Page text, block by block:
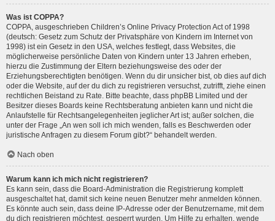
Was ist COPPA?
COPPA, ausgeschrieben Children’s Online Privacy Protection Act of 1998
(deutsch: Gesetz zum Schutz der Privatsphäre von Kindern im Internet von
1998) ist ein Gesetz in den USA, welches festlegt, dass Websites, die
möglicherweise persönliche Daten von Kindern unter 13 Jahren erheben,
hierzu die Zustimmung der Eltern beziehungsweise des oder der
Erziehungsberechtigten benötigen. Wenn du dir unsicher bist, ob dies auf dich
oder die Website, auf der du dich zu registrieren versuchst, zutrifft, ziehe einen
rechtlichen Beistand zu Rate. Bitte beachte, dass phpBB Limited und der
Besitzer dieses Boards keine Rechtsberatung anbieten kann und nicht die
Anlaufstelle für Rechtsangelegenheiten jeglicher Art ist; außer solchen, die
unter der Frage „An wen soll ich mich wenden, falls es Beschwerden oder
juristische Anfragen zu diesem Forum gibt?“ behandelt werden.
Nach oben
Warum kann ich mich nicht registrieren?
Es kann sein, dass die Board-Administration die Registrierung komplett
ausgeschaltet hat, damit sich keine neuen Benutzer mehr anmelden können.
Es könnte auch sein, dass deine IP-Adresse oder der Benutzername, mit dem
du dich registrieren möchtest, gesperrt wurden. Um Hilfe zu erhalten, wende